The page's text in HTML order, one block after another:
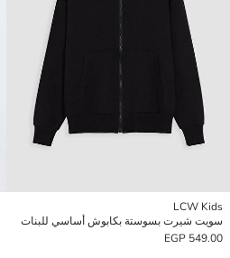
LCW Kids
سويت شيرت بسوستة بكابوش أساسي للبنات
549.00 EGP